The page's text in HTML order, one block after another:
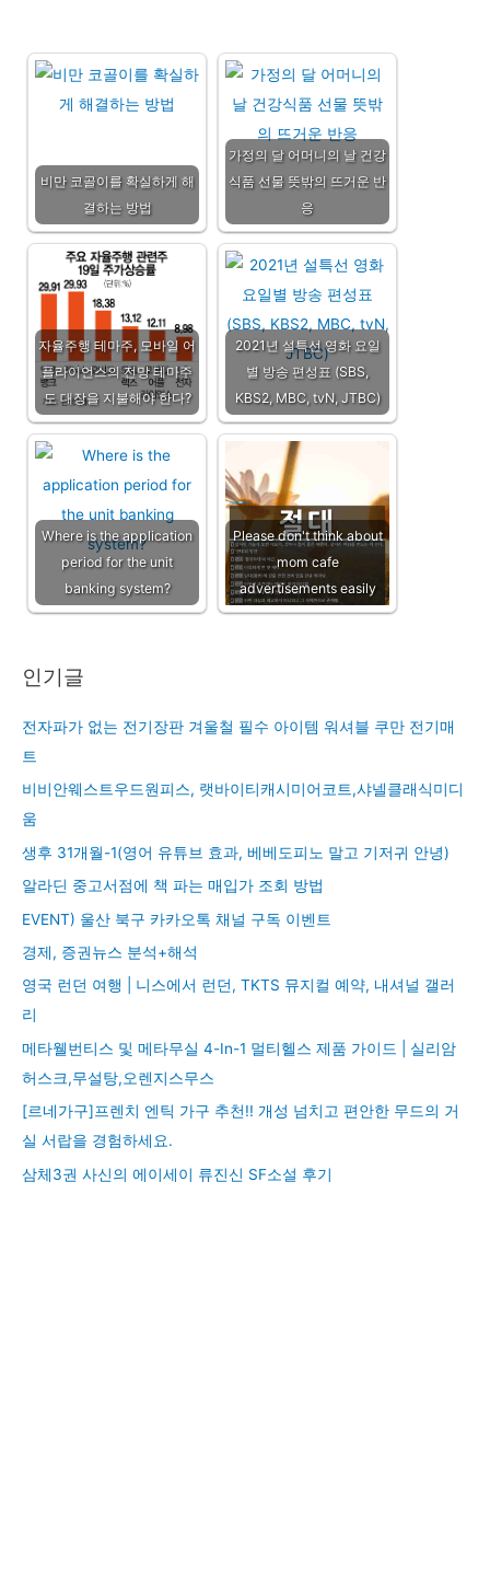
비만 코골이를 확실하게 해
결하는 방법
가정의 달 어머니의 날 건강
식품 선물 뜻밖의 뜨거운 반
응
자율주행 테마주, 모바일 어
플라이언스의 전망 테마주
도 대장을 지불해야 한다?
2021년 설특선 영화 요일
별 방송 편성표 (SBS,
KBS2, MBC, tvN, JTBC)
Where is the application
period for the unit
banking system?
Please don't think about
mom cafe
advertisements easily
인기글
전자파가 없는 전기장판 겨울철 필수 아이템 워셔블 쿠만 전기매
트
비비안웨스트우드원피스, 랫바이티캐시미어코트,샤넬클래식미디
움
생후 31개월-1(영어 유튜브 효과, 베베도피노 말고 기저귀 안녕)
알라딘 중고서점에 책 파는 매입가 조회 방법
EVENT) 울산 북구 카카오톡 채널 구독 이벤트
경제, 증권뉴스 분석+해석
영국 런던 여행 | 니스에서 런던, TKTS 뮤지컬 예약, 내셔널 갤러
리
메타웰번티스 및 메타무실 4-In-1 멀티헬스 제품 가이드 | 실리암
허스크,무설탕,오렌지스무스
[르네가구]프렌치 엔틱 가구 추천!! 개성 넘치고 편안한 무드의 거
실 서랍을 경험하세요.
삼체3권 사신의 에이세이 류진신 SF소설 후기